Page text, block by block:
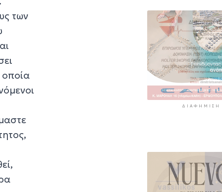
των
οποία
«Στάχτη»
στρέμματα
καλοκαίρι
7 ώρες 26 λεπτά
ΔΙΑΦΉΜΙΣΗ